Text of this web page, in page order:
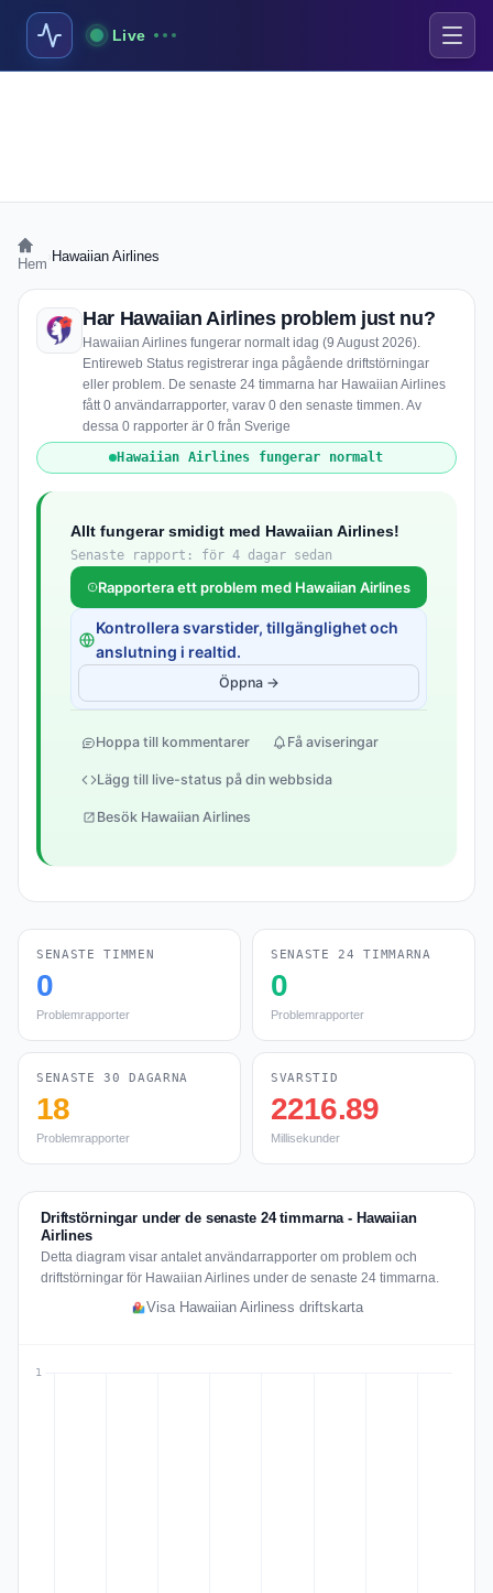
Live
Hem Hawaiian Airlines
Har Hawaiian Airlines problem just nu?
Hawaiian Airlines fungerar normalt idag (9 August 2026).
Entireweb Status registrerar inga pågående driftstörningar
eller problem. De senaste 24 timmarna har Hawaiian Airlines
fått 0 användarrapporter, varav 0 den senaste timmen. Av
dessa 0 rapporter är 0 från Sverige
Hawaiian Airlines fungerar normalt
Allt fungerar smidigt med Hawaiian Airlines!
Senaste rapport: för 4 dagar sedan
Rapportera ett problem med Hawaiian Airlines
Kontrollera svarstider, tillgänglighet och
anslutning i realtid.
Öppna →
Hoppa till kommentarer Få aviseringar
Lägg till live-status på din webbsida
Besök Hawaiian Airlines
SENASTE TIMMEN
0
Problemrapporter
SENASTE 24 TIMMARNA
0
Problemrapporter
SENASTE 30 DAGARNA
18
Problemrapporter
SVARSTID
2216.89
Millisekunder
Driftstörningar under de senaste 24 timmarna - Hawaiian
Airlines
Detta diagram visar antalet användarrapporter om problem och
driftstörningar för Hawaiian Airlines under de senaste 24 timmarna.
Visa Hawaiian Airliness driftskarta